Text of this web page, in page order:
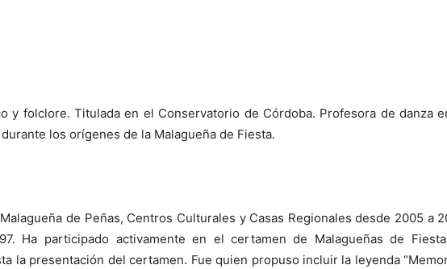
y folclore. Titulada en el Conservatorio de Córdoba. Profesora de danza
los orígenes de la Malagueña de Fiesta.
de Peñas, Centros Culturales y Casas Regionales desde 2005 a
Ha participado activamente en el certamen de Malagueñas de
la presentación del certamen. Fue quien propuso incluir la leyenda